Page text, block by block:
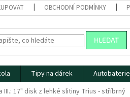
OBCHODNÍ PODMÍNKY
HLEDAT
Tipy na dárek Autobaterie
III.: 17" disk z lehké slitiny Trius - stříbrný